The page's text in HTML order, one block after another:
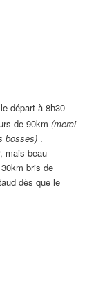
départ à 8h30
de 90km(merci
bosses) .
mais beau
bris de
dès que le